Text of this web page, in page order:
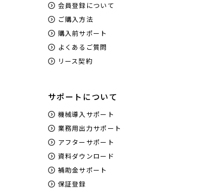
会員登録について
ご購入方法
購入前サポート
よくあるご質問
リース契約
サポートについて
機械導入サポート
業務用出力サポート
アフターサポート
資料ダウンロード
補助金サポート
保証登録